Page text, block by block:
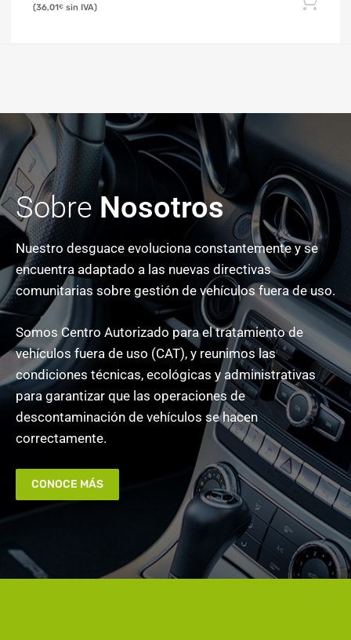
36,01€
Sobre Nosotros
Nuestro desguace evoluciona constantemente y se
encuentra adaptado a las nuevas directivas
comunitarias sobre gestión de vehículos fuera de uso.
Somos Centro Autorizado para el tratamiento de
vehículos fuera de uso (CAT), y reunimos las
condiciones técnicas, ecológicas y administrativas
para garantizar que las operaciones de
descontaminación de vehículos se hacen
correctamente.
CONOCE MÁS